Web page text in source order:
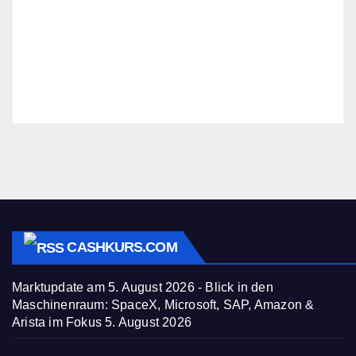
CASHKURS.COM
Marktupdate am 5. August 2026 - Blick in den
Maschinenraum: SpaceX, Microsoft, SAP, Amazon &
Arista im Fokus 5. August 2026